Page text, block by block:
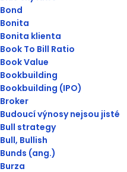
Bond
Bonita
Bonita klienta
Book To Bill Ratio
Book Value
Bookbuilding
Bookbuilding (IPO)
Broker
Budoucí výnosy nejsou jisté
Bull strategy
Bull, Bullish
Bunds (ang.)
Burza